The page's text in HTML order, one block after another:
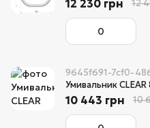
12 230 грн 12
9645f691-7cf0-
Умивальник
10 443 грн 10